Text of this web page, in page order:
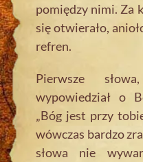
pomiędzy nimi. Za
się otwierało,
refren.
Pierwsze
wypowiedział o
„Bóg jest przy
wówczas bardzo
słowa nie